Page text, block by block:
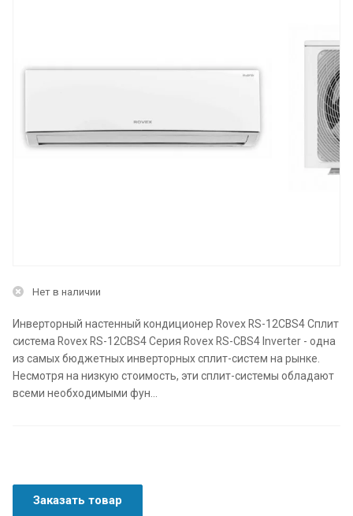
Нет в наличии
Инверторный настенный кондиционер Rovex RS-12CBS4 Сплит
система Rovex RS-12CBS4 Серия Rovex RS-CBS4 Inverter - одна
из самых бюджетных инверторных сплит-систем на рынке.
Несмотря на низкую стоимость, эти сплит-системы обладают
всеми необходимыми фун...
Заказать товар